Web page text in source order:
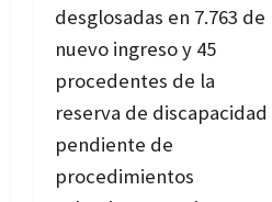
desglosadas en 7.763 de
nuevo ingreso y 45
procedentes de la
reserva de discapacidad
pendiente de
procedimientos